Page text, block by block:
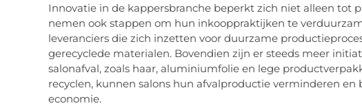
Innovatie in de kappersbranche beperkt zich niet alleen tot
nemen ook stappen om hun inkooppraktijken te
leveranciers die zich inzetten voor duurzame
gerecyclede materialen. Bovendien zijn er steeds meer
salonafval, zoals haar, aluminiumfolie en lege
recyclen, kunnen salons hun afvalproductie verminderen en
economie.